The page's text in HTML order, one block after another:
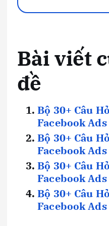
Bài viết
đề
Bộ 30+ Câu
Facebook
Bộ 30+ Câu
Facebook
Bộ 30+ Câu
Facebook
Bộ 30+ Câu
Facebook